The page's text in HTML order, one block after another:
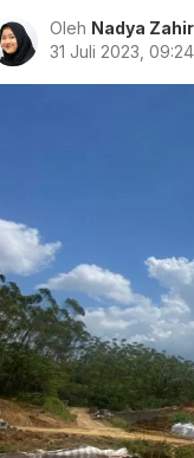
Oleh Nadya
31 Juli 2023, 09:24